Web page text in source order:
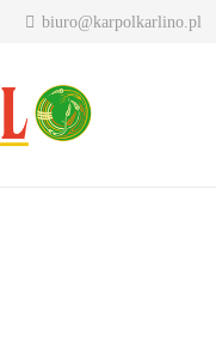
biuro@karpolkarlino.pl